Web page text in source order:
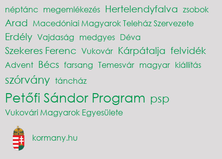
néptánc megemlékezés Hertelendyfalva zsobok
Arad Macedóniai Magyarok Teleház Szervezete
Erdély Vajdaság medgyes Déva
Szekeres Ferenc Vukovár Kárpátalja felvidék
Advent Bécs farsang Temesvár magyar kiállítás
szórvány táncház
Petőfi Sándor Program psp
Vukovári Magyarok Egyesülete
kormany.hu